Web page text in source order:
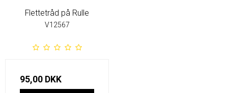
Flettetråd på Rulle
V12567
95,00 DKK